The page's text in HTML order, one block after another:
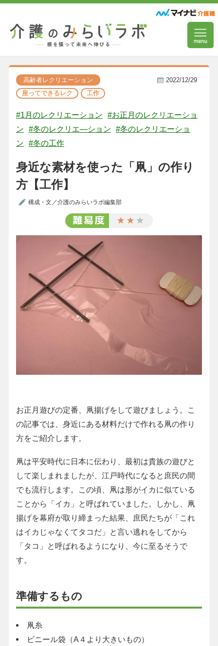
高齢者レクリエーション
座ってできるレク
工作
2022/12/29
#1月のレクリエーション
#お正月のレクリエーショ
ン
#冬のレクリエ―ション
#冬のレクリエーショ
ン
#冬の工作
身近な素材を使った「凧」の作り
方【工作】
構成・文／介護のみらいラボ編集部
お正月遊びの定番、凧揚げをして遊びましょう。こ
の記事では、身近にある材料だけで作れる凧の作り
方をご紹介します。
凧は平安時代に日本に伝わり、最初は貴族の遊びと
して楽しまれましたが、江戸時代になると庶民の間
でも流行します。この頃、凧は形がイカに似ている
ことから「イカ」と呼ばれていました。しかし、凧
揚げを幕府が取り締まった結果、庶民たちが「これ
はイカじゃなくてタコだ」と言い逃れをしてから
「タコ」と呼ばれるようになり、今に至るそうで
す。
準備するもの
凧糸
ビニール袋（A４より大きいもの）